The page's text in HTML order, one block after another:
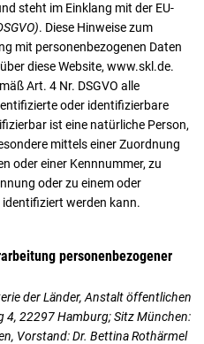
steht im Einklang mit der EU-
. Diese Hinweise zum
mit personenbezogenen Daten
diese Website, www.skl.de.
Art. 4 Nr. DSGVO alle
oder identifizierbare
ist eine natürliche Person,
mittels einer Zuordnung
oder einer Kennnummer, zu
oder zu einem oder
werden kann.
personenbezogener
der Länder, Anstalt öffentlichen
4, 22297 Hamburg; Sitz München:
Vorstand: Dr. Bettina Rothärmel